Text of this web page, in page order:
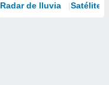
Radar de lluvia Satélites